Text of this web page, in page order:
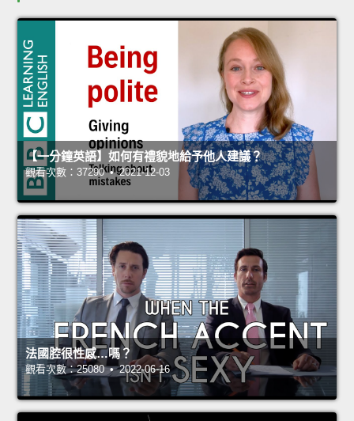
【一分鐘英語】如何有禮貌地給予他人建議？
觀看次數：37290 • 2021-12-03
法國腔很性感…嗎？
觀看次數：25080 • 2022-06-16